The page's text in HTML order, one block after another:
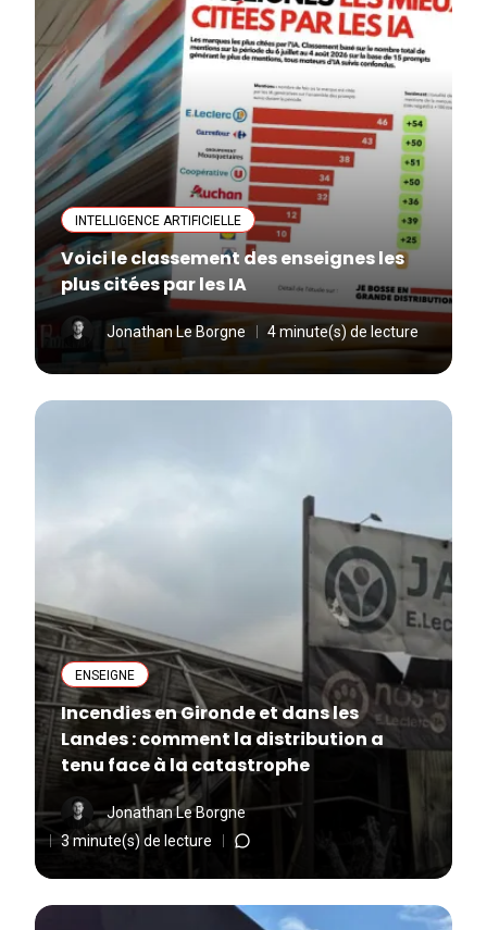
INTELLIGENCE ARTIFICIELLE
Voici le classement des enseignes les
plus citées par les IA
Jonathan Le Borgne 4 minute(s) de lecture
ENSEIGNE
Incendies en Gironde et dans les
Landes : comment la distribution a
tenu face à la catastrophe
Jonathan Le Borgne
3 minute(s) de lecture